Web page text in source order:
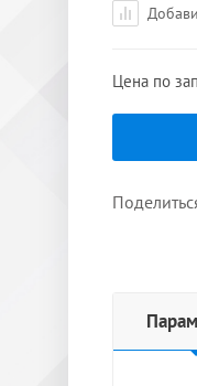
Цена по